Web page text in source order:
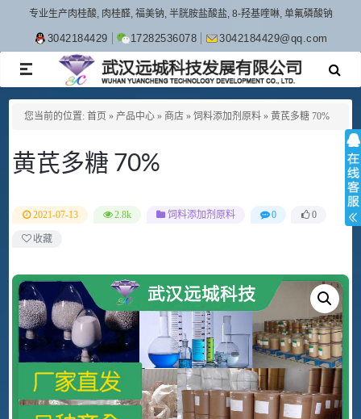
专业生产肉桂酸, 肉桂醛, 福美钠, 半胱胺盐酸盐, 8-羟基喹啉, 单氟磷酸钠
3042184429 17282536078 3042184429@qq.com
TOGGLE
NAVIGATION
您当前的位置: 首页 » 产品中心 » 商店 » 饲料添加剂原料 » 黄芪多糖 70%
黄芪多糖 70%
2021-07-13 2.8k 饲料添加剂原料 0 0
收藏